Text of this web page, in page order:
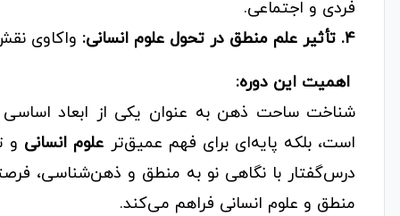
فردی و اجتماعی.
4. تأثیر علم منطق در تحول علوم انسانی:
واکاوی
اهمیت این دوره:
شناخت ساحت ذهن به عنوان یکی از ابعاد اساسی
است، بلکه پایه‌ای برای فهم عمیق‌تر علوم انسانی و
درس‌گفتار با نگاهی نو به منطق و ذهن‌شناسی،
منطق و علوم انسانی فراهم می‌کند.